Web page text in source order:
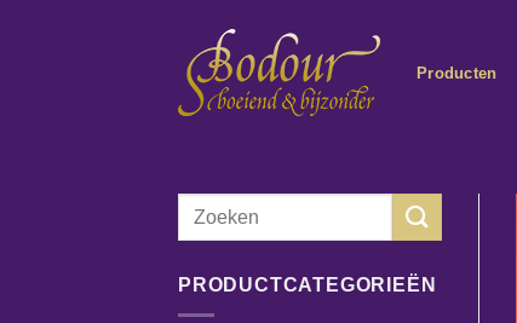
Producten
Zoeken
PRODUCTCATEGORIEËN